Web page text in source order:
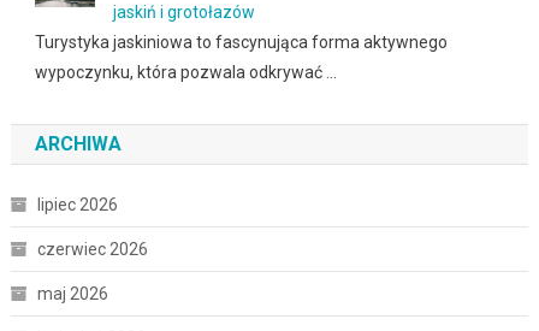
jaskiń i grotołazów
Turystyka jaskiniowa to fascynująca forma aktywnego
wypoczynku, która pozwala odkrywać …
ARCHIWA
lipiec 2026
czerwiec 2026
maj 2026